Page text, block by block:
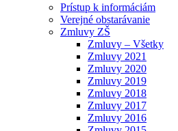
Prístup k informáciám
Verejné obstarávanie
Zmluvy ZŠ
Zmluvy – Všetky
Zmluvy 2021
Zmluvy 2020
Zmluvy 2019
Zmluvy 2018
Zmluvy 2017
Zmluvy 2016